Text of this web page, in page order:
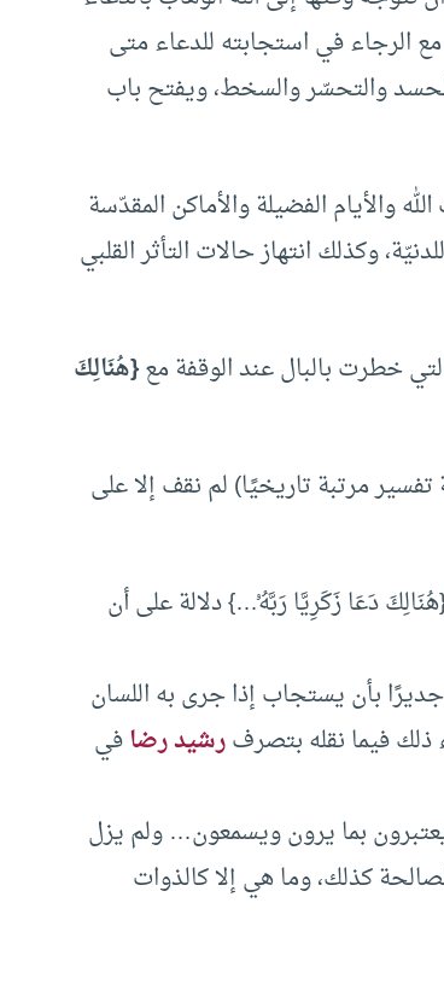
الرجاء في استجابته للدعاء متى
والتحسّر والسخط، ويفتح باب
والأيام الفضيلة والأماكن المقدّسة
وكذلك انتهاز حالات التأثر القلبي
خطرت بالبال عند الوقفة مع{هُنَالِكَ
تفسير مرتبة تاريخيًا) لم نقف إلا على
دَعَا زَكَرِيَّا رَبَّهُۥ…} دلالة على أن
بأن يستجاب إذا جرى به اللسان
ذلك فيما نقله بتصرفرشيد رضافي
بما يرون ويسمعون… ولم يزل
كذلك، وما هي إلا كالذوات